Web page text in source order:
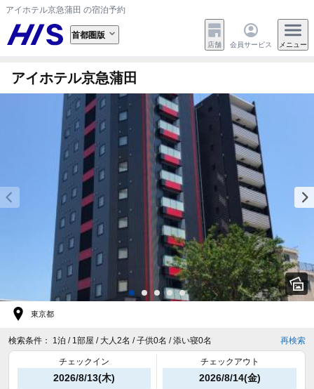
アイホテル京急蒲田 の宿泊予約
首都圏版
店舗 会員サービス メニュー
アイホテル京急蒲田
東京都
検索条件： 1泊 / 1部屋 / 大人2名 / 子供0名 / 添い寝0名 再検索
チェックイン
2026/8/13(木)
チェックアウト
2026/8/14(金)